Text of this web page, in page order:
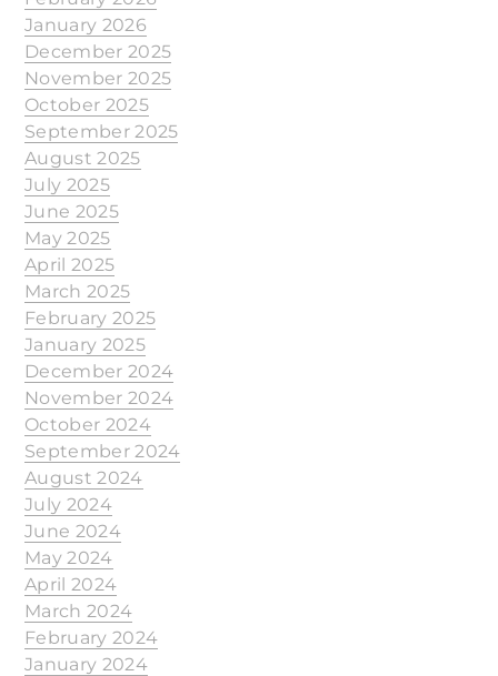
January 2026
December 2025
November 2025
October 2025
September 2025
August 2025
July 2025
June 2025
May 2025
April 2025
March 2025
February 2025
January 2025
December 2024
November 2024
October 2024
September 2024
August 2024
July 2024
June 2024
May 2024
April 2024
March 2024
February 2024
January 2024